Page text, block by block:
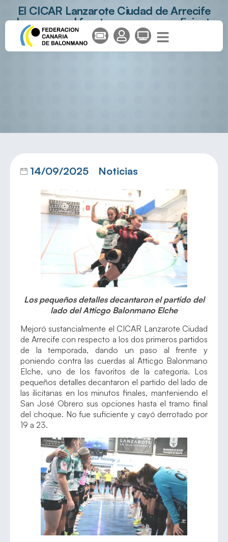
El CICAR Lanzarote Ciudad de Arrecife
da un paso al frente, pero no es suficiente
14/09/2025 Noticias
Los pequeños detalles decantaron el partido del
lado del Atticgo Balonmano Elche
Mejoró sustancialmente el CICAR Lanzarote Ciudad
de Arrecife con respecto a los dos primeros partidos
de la temporada, dando un paso al frente y
poniendo contra las cuerdas al Atticgo Balonmano
Elche, uno de los favoritos de la categoría. Los
pequeños detalles decantaron el partido del lado de
las ilicitanas en los minutos finales, manteniendo el
San José Obrero sus opciones hasta el tramo final
del choque. No fue suficiente y cayó derrotado por
19 a 23.